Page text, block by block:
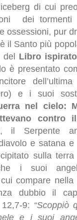
di cui
dei
ossessioni, pur
il Santo più
Libro
è presentato
e i suoi
nel cielo:
il Serpente
e satana
sulla
i suoi
compare
dubbio il
12,7-9: “Scoppiò
e i suoi